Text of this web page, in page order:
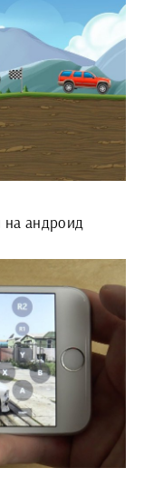
на андроид